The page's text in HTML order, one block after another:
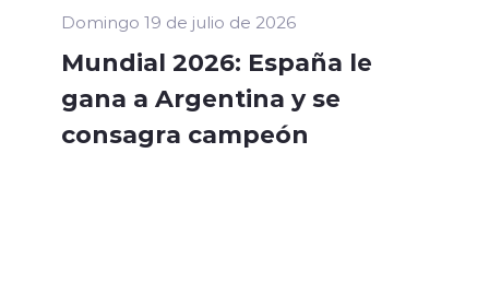
Domingo 19 de julio de 2026
Mundial 2026: España le
gana a Argentina y se
consagra campeón